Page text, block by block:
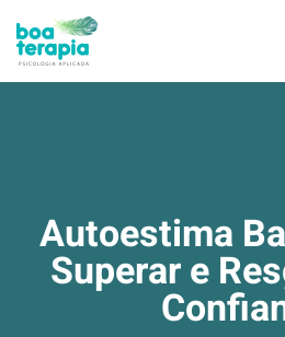
Autoestima
Superar e